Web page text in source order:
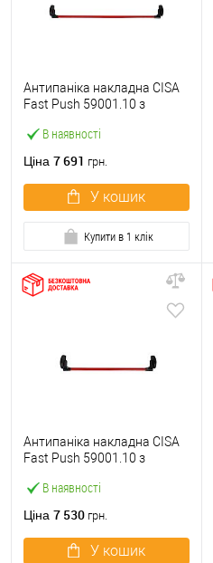
В наявності
Антипаніка накладна CISA
Fast Push 59001.10 з
мм червона
Ціна 7 691 грн.
У кошик
Купити в 1 клік
В наявності
Антипаніка накладна CISA
Fast Push 59001.10 з
червона
Ціна 7 530 грн.
У кошик